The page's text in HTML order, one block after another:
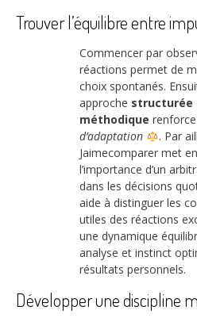
Trouver l’équilibre entre
Commencer par
réactions permet de
choix spontanés.
approche structurée
méthodique
d’adaptation
. Par
Jaimecomparer met
l’importance d’un
dans les décisions
aide à distinguer les
utiles des réactions
une dynamique
analyse et instinct
résultats personnels.
Développer une discipline